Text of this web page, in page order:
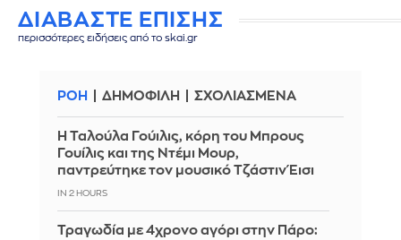
ΔΙΑΒΑΣΤΕ ΕΠΙΣΗΣ
περισσότερες ειδήσεις από το skai.gr
ΡΟΗ ΔΗΜΟΦΙΛΗ ΣΧΟΛΙΑΣΜΕΝΑ
Η Ταλούλα Γούιλις, κόρη του Μπρους
Γουίλις και της Ντέμι Μουρ,
παντρεύτηκε τον μουσικό Τζάστιν Έισι
IN 2 HOURS
Τραγωδία με 4χρονο αγόρι στην Πάρο: